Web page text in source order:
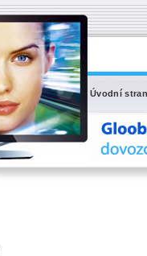
Úvodní